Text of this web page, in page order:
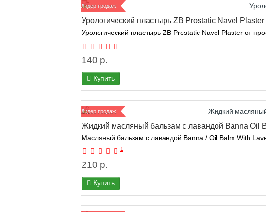
Лидер продаж!
Урологический пластырь ZB Prostatic Navel Plaster
Урологический пластырь ZB Prostatic Navel Plaster от
140 р.
Купить
Лидер продаж!
Жидкий масляный бальзам с лавандой Banna Oil
Масляный бальзам с лавандой Banna / Oil Balm With
1
210 р.
Купить